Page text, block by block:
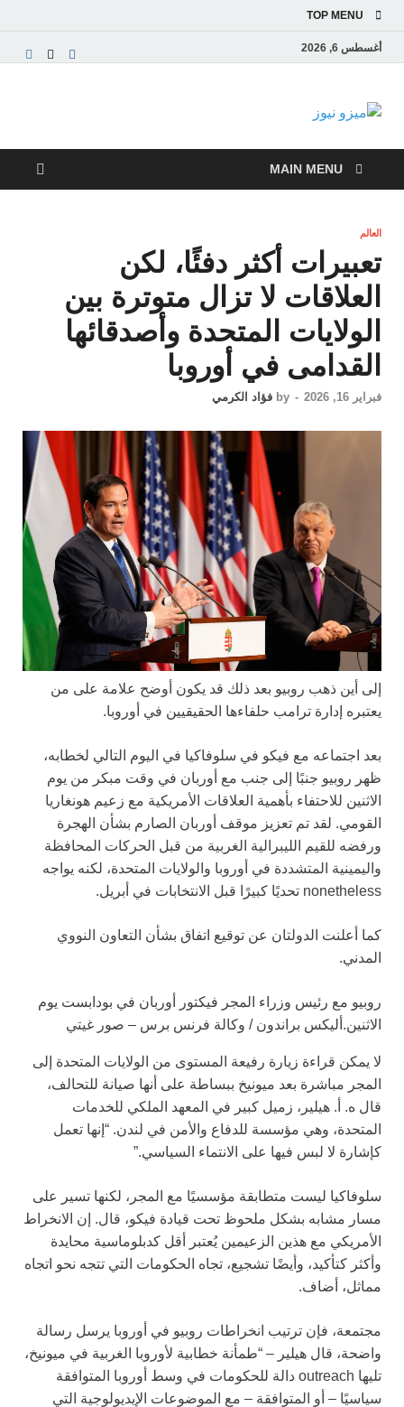
TOP MENU
أغسطس 6, 2026
ميزو نيوز
والاقتصادية
MAIN MENU
العالم
تعبيرات أكثر دفئًا، لكن
العلاقات لا تزال متوترة بين
الولايات المتحدة وأصدقائها
القدامى في أوروبا
فبراير 16, 2026 -
by فؤاد الكرمي
إلى أين ذهب روبيو بعد ذلك قد يكون أوضح علامة على من
يعتبره إدارة ترامب حلفاءها الحقيقيين في أوروبا.
بعد اجتماعه مع فيكو في سلوفاكيا في اليوم التالي لخطابه،
ظهر روبيو جنبًا إلى جنب مع أوربان في وقت مبكر من يوم
الاثنين للاحتفاء بأهمية العلاقات الأمريكية مع زعيم هونغاريا
القومي. لقد تم تعزيز موقف أوربان الصارم بشأن الهجرة
ورفضه للقيم الليبرالية الغربية من قبل الحركات المحافظة
واليمينية المتشددة في أوروبا والولايات المتحدة، لكنه يواجه
nonetheless تحديًا كبيرًا قبل الانتخابات في أبريل.
كما أعلنت الدولتان عن توقيع اتفاق بشأن التعاون النووي
المدني.
روبيو مع رئيس وزراء المجر فيكتور أوربان في بودابست يوم
الاثنين. أليكس براندون / وكالة فرنس برس – صور غيتي
لا يمكن قراءة زيارة رفيعة المستوى من الولايات المتحدة إلى
المجر مباشرة بعد ميونيخ ببساطة على أنها صيانة للتحالف،
قال ه. أ. هيلير، زميل كبير في المعهد الملكي للخدمات
المتحدة، وهي مؤسسة للدفاع والأمن في لندن. “إنها تعمل
كإشارة لا لبس فيها على الانتماء السياسي.”
سلوفاكيا ليست متطابقة مؤسسيًا مع المجر، لكنها تسير على
مسار مشابه بشكل ملحوظ تحت قيادة فيكو، قال. إن الانخراط
الأمريكي مع هذين الزعيمين يُعتبر أقل كدبلوماسية محايدة
وأكثر كتأكيد، وأيضًا تشجيع، تجاه الحكومات التي تتجه نحو اتجاه
مماثل، أضاف.
مجتمعة، فإن ترتيب انخراطات روبيو في أوروبا يرسل رسالة
واضحة، قال هيلير – “طمأنة خطابية لأوروبا الغربية في ميونيخ،
تليها outreach دالة للحكومات في وسط أوروبا المتوافقة
سياسيًا – أو المتوافقة – مع الموضوعات الإيديولوجية التي